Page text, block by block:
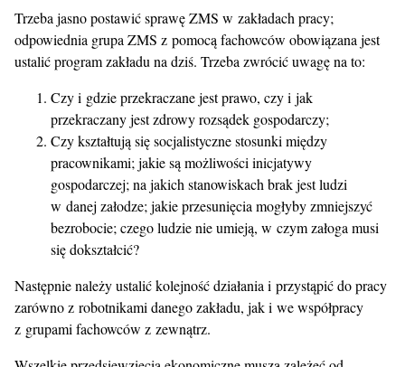
Trzeba jasno postawić sprawę ZMS w zakładach pracy;
odpowiednia grupa ZMS z pomocą fachowców obowiązana jest
ustalić program zakładu na dziś. Trzeba zwrócić uwagę na to:
Czy i gdzie przekraczane jest prawo, czy i jak
przekraczany jest zdrowy rozsądek gospodarczy;
Czy kształtują się socjalistyczne stosunki między
pracownikami; jakie są możliwości inicjatywy
gospodarczej; na jakich stanowiskach brak jest ludzi
w danej załodze; jakie przesunięcia mogłyby zmniejszyć
bezrobocie; czego ludzie nie umieją, w czym załoga musi
się dokształcić?
Następnie należy ustalić kolejność działania i przystąpić do pracy
zarówno z robotnikami danego zakładu, jak i we współpracy
z grupami fachowców z zewnątrz.